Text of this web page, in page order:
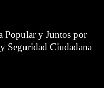
Popular y Juntos por
Seguridad Ciudadana